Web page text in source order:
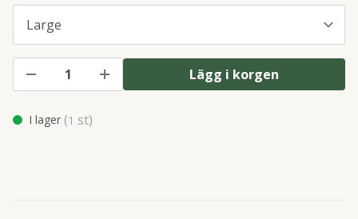
Lägg i korgen
I lager (1 st)